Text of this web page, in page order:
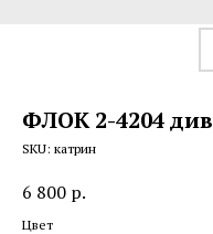
ФЛОК 2-4204
SKU: катрин
6 800 р.
Цвет